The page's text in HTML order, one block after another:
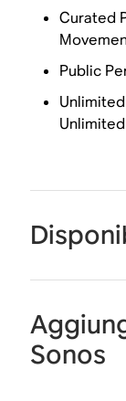
Curated
Public
Sonos